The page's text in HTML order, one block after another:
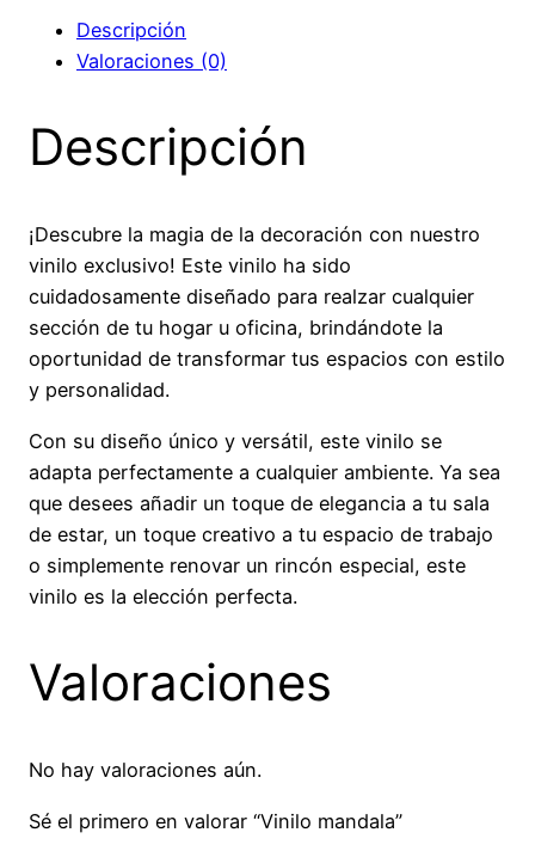
Descripción
Valoraciones (0)
Descripción
¡Descubre la magia de la decoración con nuestro
vinilo exclusivo! Este vinilo ha sido
cuidadosamente diseñado para realzar cualquier
sección de tu hogar u oficina, brindándote la
oportunidad de transformar tus espacios con estilo
y personalidad.
Con su diseño único y versátil, este vinilo se
adapta perfectamente a cualquier ambiente. Ya sea
que desees añadir un toque de elegancia a tu sala
de estar, un toque creativo a tu espacio de trabajo
o simplemente renovar un rincón especial, este
vinilo es la elección perfecta.
Valoraciones
No hay valoraciones aún.
Sé el primero en valorar “Vinilo mandala”